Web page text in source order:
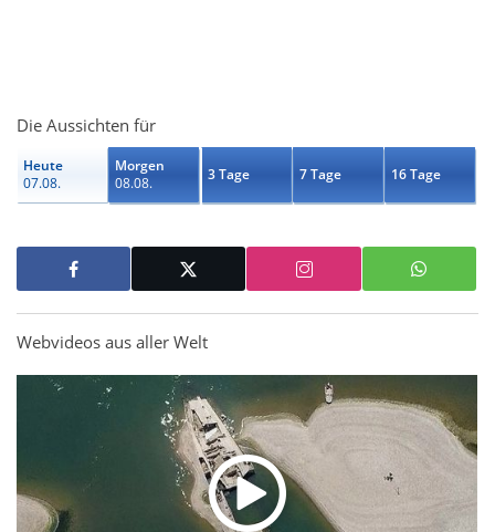
Die Aussichten für
Heute
07.08.
Morgen
08.08.
3 Tage 7 Tage 16 Tage
Webvideos aus aller Welt